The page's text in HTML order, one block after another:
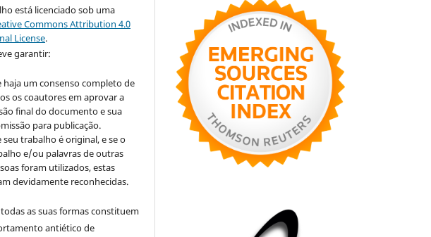
está licenciado sob uma
Commons Attribution 4.0
License.
garantir:
haja um consenso completo de
os coautores em aprovar a
final do documento e sua
para publicação.
seu trabalho é original, e se o
e/ou palavras de outras
foram utilizados, estas
devidamente reconhecidas.
as suas formas constituem
antiético de